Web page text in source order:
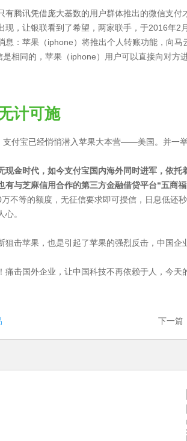
腾讯凭借庞大基数的用户群体推出的微信支
，让银联看到了希望，两家联手，于2016年2
：苹果（iphone）将推出个人转账功能，向马
相同的，苹果（iphone）用户可以直接向对
计可施
支付宝已经悄悄潜入苹果大本营——美国。并一
现金时代，如今支付宝国内海外同时进军，依
与芝麻信用合作的第三方金融借贷平台“五商
等的额度，无征信要求即可授信，日息低还
。
击苹果，也是引起了苹果的强烈反击，中国
击国外企业，让中国科技不再依赖于人，今天
下一篇